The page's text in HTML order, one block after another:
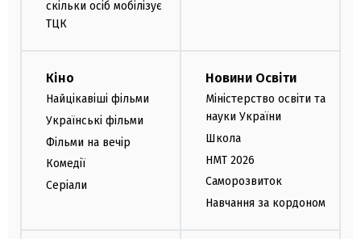
скільки осіб мобілізує
ТЦК
Кіно
Найцікавіші фільми
Українські фільми
Фільми на вечір
Комедії
Серіали
Новини Освіти
Міністерство освіти та
науки України
Школа
НМТ 2026
Саморозвиток
Навчання за кордоном